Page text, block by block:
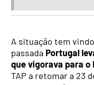
A situação tem
passada Portugal
que vigorava para o
TAP a retomar a 23